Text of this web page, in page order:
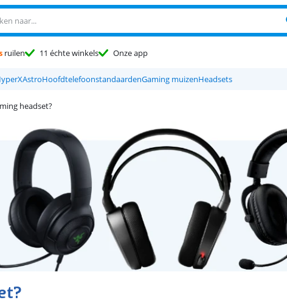
ruilen 11 échte winkels Onze app
AstroHoofdtelefoonstandaardenGaming muizenHeadsets
headset?